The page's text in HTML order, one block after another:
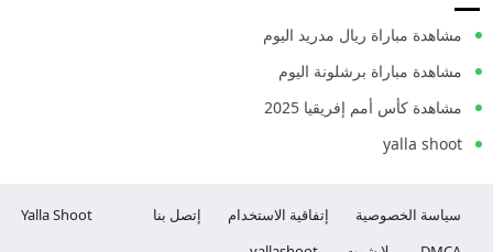
مشاهدة مباراة ريال مدريد اليوم
مشاهدة مباراة برشلونة اليوم
مشاهدة كأس أمم إفريقيا 2025
yalla shoot
Yalla Shoot سياسة الخصوصية إتفاقية الاستخدام
إتصل بنا